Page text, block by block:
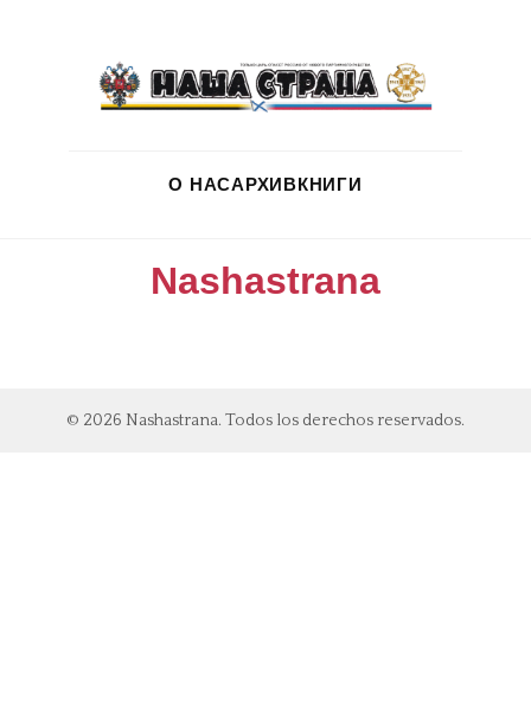
О НАСАРХИВКНИГИ
Nashastrana
© 2026 Nashastrana. Todos los derechos reservados.